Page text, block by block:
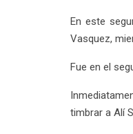
En este
Vasquez,
Fue en el
timbrar a Alí